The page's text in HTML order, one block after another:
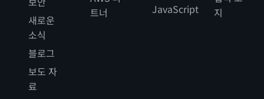
TechnologyOne
오스트레일리아 최대의 서비스형 소프트웨어(SaaS) 회사 중
하나인
“Linux 기반 Aurora-Postgres는 우리에게는
데이터베이스의 자유, 풍부한 기능, 유연성, 확장
성을 의미합니다. 금융 서비스에 안성맞춤인 솔
된다고 생각합니다.”
얀 램버 포트먼, 매니징 디렉터, 다빈치
품임에도 불구하고 Azure SQL 데이터베이스 솔
루션에는 우리가 활용하려는 기능이 많지 않았습
니다. 이에 비해 Amazon Relational
Database Service(RDS) for SQL Server는 우
리에게 필요한 모든 유연성과 기능은 물론 그 이
새로운
소식
블로그
보도 자
료
트너
JavaScript
지